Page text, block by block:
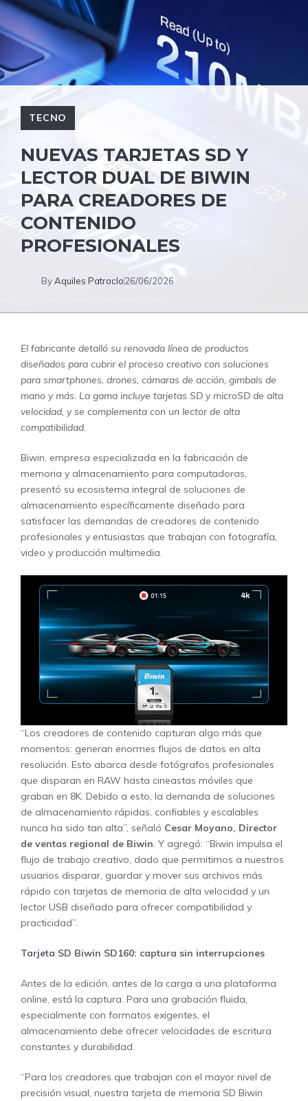
TECNO
NUEVAS TARJETAS SD Y
LECTOR DUAL DE BIWIN
PARA CREADORES DE
CONTENIDO
PROFESIONALES
ByAquiles Patroclo26/06/2026
El fabricante detalló su renovada línea de productos
diseñados para cubrir el proceso creativo con soluciones
para smartphones, drones, cámaras de acción, gimbals de
mano y más. La gama incluye tarjetas SD y microSD de alta
velocidad, y se complementa con un lector de alta
compatibilidad.
Biwin, empresa especializada en la fabricación de
memoria y almacenamiento para computadoras,
presentó su ecosistema integral de soluciones de
almacenamiento específicamente diseñado para
satisfacer las demandas de creadores de contenido
profesionales y entusiastas que trabajan con fotografía,
video y producción multimedia.
“Los creadores de contenido capturan algo más que
momentos: generan enormes flujos de datos en alta
resolución. Esto abarca desde fotógrafos profesionales
que disparan en RAW hasta cineastas móviles que
graban en 8K. Debido a esto, la demanda de soluciones
de almacenamiento rápidas, confiables y escalables
nunca ha sido tan alta”, señaló Cesar Moyano, Director
de ventas regional de Biwin. Y agregó: “Biwin impulsa el
flujo de trabajo creativo, dado que permitimos a nuestros
usuarios disparar, guardar y mover sus archivos más
rápido con tarjetas de memoria de alta velocidad y un
lector USB diseñado para ofrecer compatibilidad y
practicidad”.
Tarjeta SD Biwin SD160: captura sin interrupciones
Antes de la edición, antes de la carga a una plataforma
online, está la captura. Para una grabación fluida,
especialmente con formatos exigentes, el
almacenamiento debe ofrecer velocidades de escritura
constantes y durabilidad.
“Para los creadores que trabajan con el mayor nivel de
precisión visual, nuestra tarjeta de memoria SD Biwin